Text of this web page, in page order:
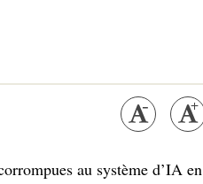
au système d’IA en